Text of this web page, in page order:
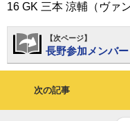
16 GK 三本 涼輔（ヴァ
【次ページ】
長野参加メンバー
次の記事